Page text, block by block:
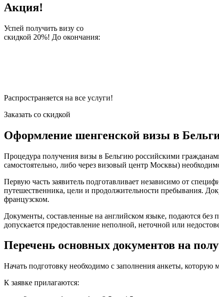
Акция!
Успей получить визу со
скидкой 20%! До окончания:
Распространяется на все услуги!
Заказать со скидкой
Оформление шенгенской визы в
Процедура получения визы в Бельгию российскими
самостоятельно, либо через визовый центр Москвы)
Первую часть заявитель подготавливает независимо от
путешественника, цели и продолжительности пребывания.
французском.
Документы, составленные на английском языке, подаются
допускается предоставление неполной, неточной или
Перечень основных документов на
Начать подготовку необходимо с заполнения анкеты, которую
К заявке прилагаются: